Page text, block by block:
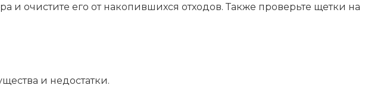
и очистите его от накопившихся отходов. Также проверьте щетки на
и недостатки.